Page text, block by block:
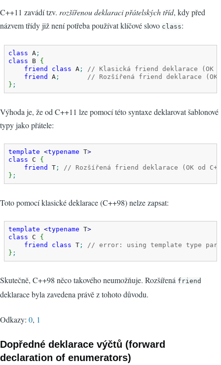
C++11 zavádí tzv. rozšířenou deklaraci přátelských tříd, kdy před
názvem třídy již není potřeba používat klíčové slovo class:
class A ;
class B {
friend
class A ;
// Klasická friend deklarace (OK
friend
A ;
// Rozšířená friend deklarace (OK
} ;
Výhoda je, že od C++11 lze pomocí této syntaxe deklarovat šablonové
typy jako přátele:
template <typename T>
class C {
friend
T ;
// Rozšířená friend deklarace (OK od
} ;
Toto pomocí klasické deklarace (C++98) nelze zapsat:
template <typename T>
class C {
friend
class T ;
// error: using template type
} ;
Skutečně, C++98 něco takového neumožňuje. Rozšířená friend
deklarace byla zavedena právě z tohoto důvodu.
Odkazy: 0, 1
Dopředné deklarace výčtů (forward
declaration of enumerators)